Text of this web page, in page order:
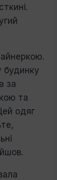
будинку
за
та
одяг